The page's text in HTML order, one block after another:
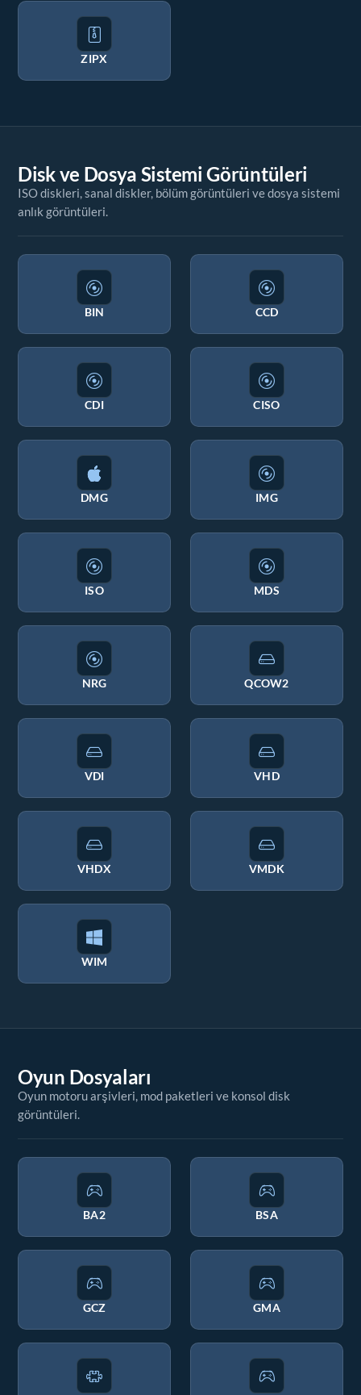
ZIPX
Disk ve Dosya Sistemi Görüntüleri
ISO diskleri, sanal diskler, bölüm görüntüleri ve dosya sistemi
anlık görüntüleri.
BIN CCD
CDI CISO
DMG IMG
ISO MDS
NRG QCOW2
VDI VHD
VHDX VMDK
WIM
Oyun Dosyaları
Oyun motoru arşivleri, mod paketleri ve konsol disk
görüntüleri.
BA2 BSA
GCZ GMA